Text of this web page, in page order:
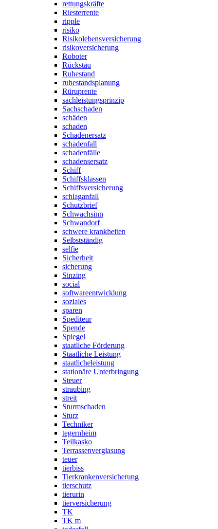
rettungskräfte
Riesterrente
ripple
risiko
Risikolebensversicherung
risikoversicherung
Roboter
Rückstau
Ruhestand
ruhestandsplanung
Rüruprente
sachleistungsprinzip
Sachschaden
schäden
schaden
Schadenersatz
schadenfall
schadenfälle
schadensersatz
Schiff
Schiffsklassen
Schiffsversicherung
schlaganfall
Schutzbrief
Schwachsinn
Schwandorf
schwere krankheiten
Selbstständig
selfie
Sicherheit
sicherung
Sinzing
social
softwareentwicklung
soziales
sparen
Spediteur
Spende
Spiegel
staatliche Förderung
Staatliche Leistung
staatlicheleistung
stationäre Unterbringung
Steuer
straubing
streit
Sturmschaden
Sturz
Techniker
tegernheim
Teilkasko
Terrassenverglasung
teuer
tierbiss
Tierkrankenversicherung
tierschutz
tierurin
tierversicherung
TK
TK m